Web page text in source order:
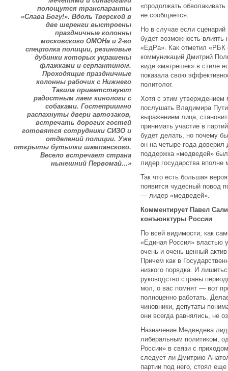
полощутся транспаранты
«Слава Богу!». Вдоль Тверской в
две шеренги выстроены
праздничные колонны
московского ОМОНа и 2-го
спецполка полиции, резиновые
дубинки которых украшены
флажками и серпантином.
Проходящие праздничные
колонны рабочих с Нижнего
Тагила приветствуют
радостным лаем кинологи с
собаками. Гостеприимно
распахнуты двери автозаков,
встречать дорогих гостей
готовятся сотрудники СИЗО и
отделений полиции. Уже
открыты бутылки шампанского.
Весело встречает страна
нынешний Первомай...»
«продолжать
не сообщается.
Но в случае если
будет возможность
«ЕдРа». Как отметил «РБК
коммуникаций Дмитрий
виде «матрешек» в стиле
показала свою
политолог.
Хотя с этим утверждением
послушать Владимира
выражением лица,
принимать участие в
будет делать, но почему
он на четыре года
поддержка «медведей»
лидер государства
Так что есть большая
появится чудесный повод
— лидер «медведей».
Комментирует Павел
конъюнктуры России
По всей видимости, как
«Единая Россия» властью
очень и очень ценный
Причем как в
низкого порядка. И
руководство страны
мол, о вас помнят — вот
полноценно работать.
чиновники, депутаты
они всегда равнялись, не
Назначение Медведева
либеральным политиком,
России» в связи с
следует ли Дмитрию
партии под него, стоял